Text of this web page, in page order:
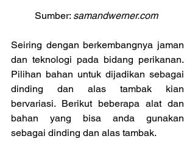
Sumber: samandwerner.com
Seiring dengan berkembangnya jaman
dan teknologi pada bidang perikanan.
Pilihan bahan untuk dijadikan sebagai
dinding dan alas tambak kian
bervariasi. Berikut beberapa alat dan
bahan yang bisa anda gunakan
sebagai dinding dan alas tambak.